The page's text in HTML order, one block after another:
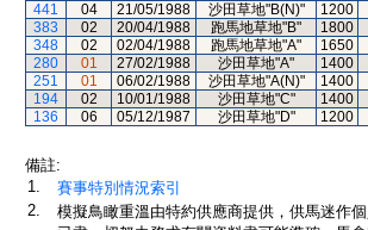
441
04 21/05/1988 沙田草地"B(N)" 1200
383
02 20/04/1988 跑馬地草地"B" 1800
348
02 02/04/1988 跑馬地草地"A" 1650
280
01 27/02/1988 沙田草地"A" 1400
251
01 06/02/1988 沙田草地"A(N)" 1400
194
02 10/01/1988 沙田草地"C" 1400
136
06 05/12/1987 沙田草地"D" 1200
備註:
1.
賽事特別情況索引
2.
模擬鳥瞰重溫由特約供應商提供，供馬迷作